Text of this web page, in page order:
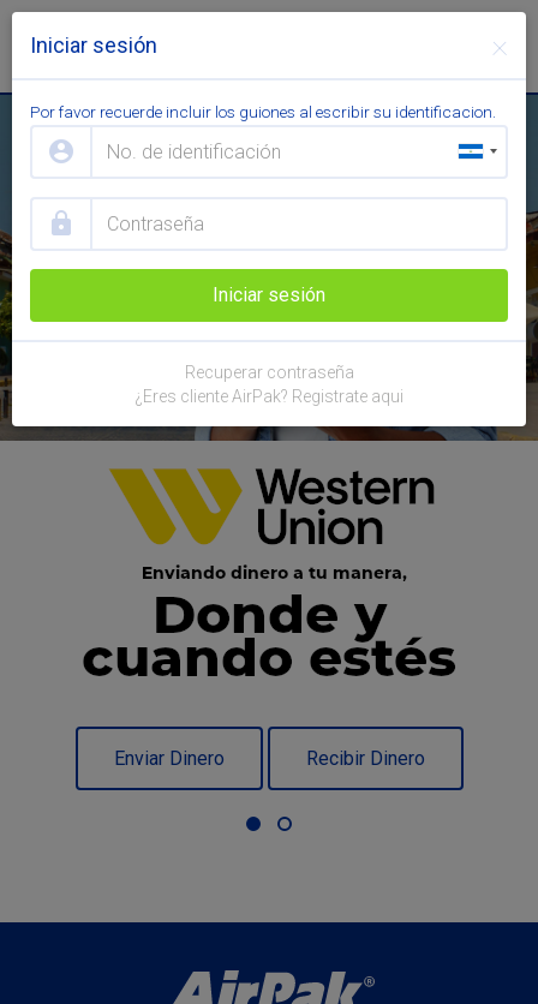
Enviar Dinero Recibir Dinero
×
Iniciar sesión
Por favor recuerde incluir los guiones al escribir su identificacion.
account_circle
lock
Iniciar sesión
Recuperar contraseña
¿Eres cliente AirPak? Registrate aqui